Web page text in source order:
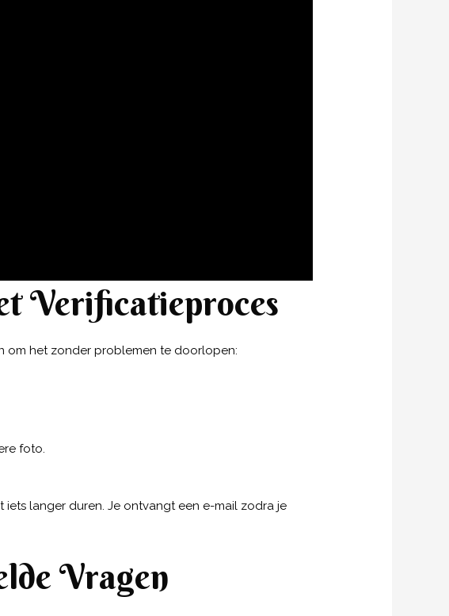
Verificatieproces
om het zonder problemen te doorlopen:
foto.
langer duren. Je ontvangt een e-mail zodra je
Vragen